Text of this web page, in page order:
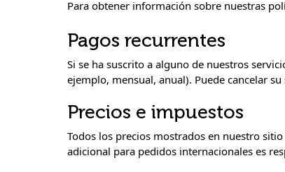
Para obtener información sobre nuestras
Pagos recurrentes
Si se ha suscrito a alguno de nuestros
ejemplo, mensual, anual). Puede cancelar
Precios e impuestos
Todos los precios mostrados en nuestro
adicional para pedidos internacionales es